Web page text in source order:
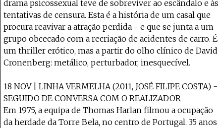
drama psicossexual teve de sobreviver ao escândalo e às
tentativas de censura. Esta é a história de um casal que
procura reavivar a atração perdida - e que se junta a um
grupo obcecado com a recriação de acidentes de carro. É
um thriller erótico, mas a partir do olho clínico de David
Cronenberg: metálico, perturbador, inesquecível.
18 NOV | LINHA VERMELHA (2011, JOSÉ FILIPE COSTA) -
SEGUIDO DE CONVERSA COM O REALIZADOR
Em 1975, a equipa de Thomas Harlan filmou a ocupação
da herdade da Torre Bela, no centro de Portugal. 35 anos